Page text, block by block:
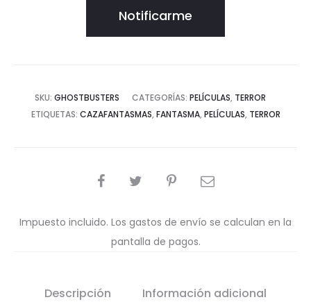
Notificarme
SKU: GHOSTBUSTERS CATEGORÍAS: PELÍCULAS, TERROR
ETIQUETAS: CAZAFANTASMAS, FANTASMA, PELÍCULAS, TERROR
COMPARTIR
Impuesto incluido. Los gastos de envío se calculan en la
pantalla de pagos.
Descripción Información adicional